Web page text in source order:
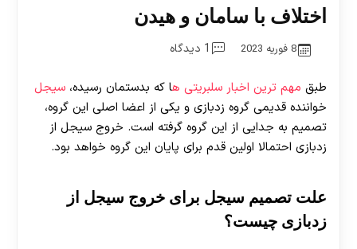
اختلاف با سامان و هیدن
8 فوریه 2023 1 دیدگاه
طبق مهم ترین اخبار سلبریتی ها که بدستمان رسیده، سیجل
خواننده قدیمی گروه زدبازی و یکی از اعضا اصلی این گروه،
تصمیم به جدایی از این گروه گرفته است. خروج سیجل از
زدبازی احتمالا اولین قدم برای پایان این گروه خواهد بود.
علت تصمیم سیجل برای خروج سیجل از
زدبازی چیست؟